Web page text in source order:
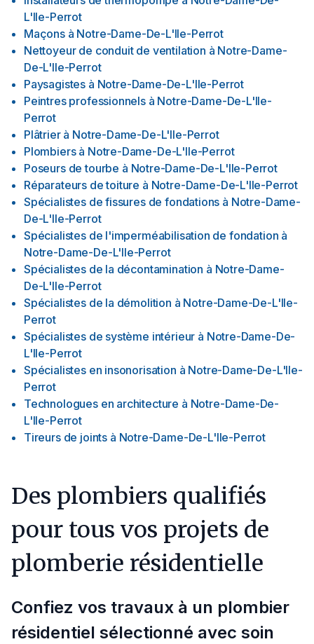
L'Ile-Perrot
Maçons à Notre-Dame-De-L'Ile-Perrot
Nettoyeur de conduit de ventilation à Notre-Dame-
De-L'Ile-Perrot
Paysagistes à Notre-Dame-De-L'Ile-Perrot
Peintres professionnels à Notre-Dame-De-L'Ile-
Perrot
Plâtrier à Notre-Dame-De-L'Ile-Perrot
Plombiers à Notre-Dame-De-L'Ile-Perrot
Poseurs de tourbe à Notre-Dame-De-L'Ile-Perrot
Réparateurs de toiture à Notre-Dame-De-L'Ile-Perrot
Spécialistes de fissures de fondations à Notre-Dame-
De-L'Ile-Perrot
Spécialistes de l'imperméabilisation de fondation à
Notre-Dame-De-L'Ile-Perrot
Spécialistes de la décontamination à Notre-Dame-
De-L'Ile-Perrot
Spécialistes de la démolition à Notre-Dame-De-L'Ile-
Perrot
Spécialistes de système intérieur à Notre-Dame-De-
L'Ile-Perrot
Spécialistes en insonorisation à Notre-Dame-De-L'Ile-
Perrot
Technologues en architecture à Notre-Dame-De-
L'Ile-Perrot
Tireurs de joints à Notre-Dame-De-L'Ile-Perrot
Des plombiers qualifiés
pour tous vos projets de
plomberie résidentielle
Confiez vos travaux à un plombier
résidentiel sélectionné avec soin